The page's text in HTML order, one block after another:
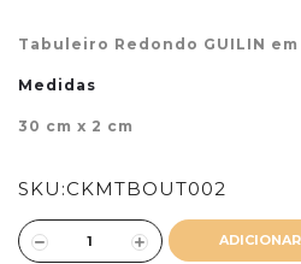
Tabuleiro Redondo GUILIN
Medidas
30 cm x 2 cm
SKU:CKMTBOUT002